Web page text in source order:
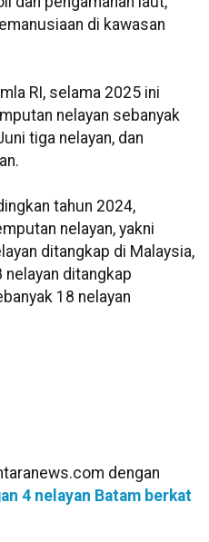
di kawasan
RI, selama 2025 ini
nelayan sebanyak
tiga nelayan, dan
tahun 2024,
nelayan, yakni
ditangkap di Malaysia,
ditangkap
18 nelayan
dengan
4 nelayan Batam berkat